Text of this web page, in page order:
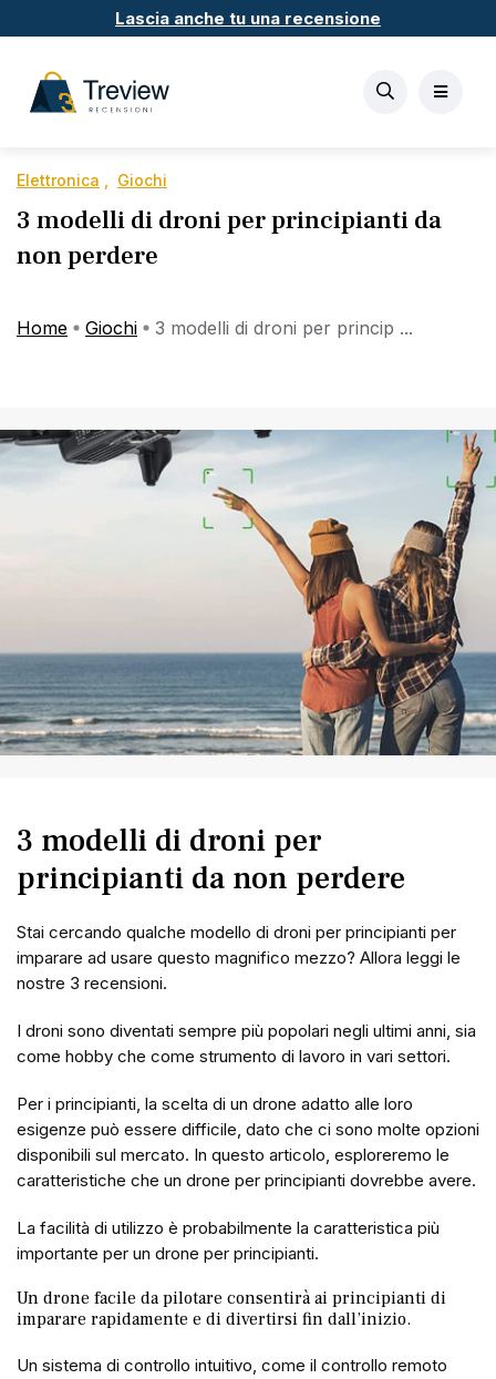
Lascia anche tu una recensione
Elettronica Giochi
3 modelli di droni per principianti da
non perdere
Home Giochi 3 modelli di droni per princip ...
3 modelli di droni per
principianti da non perdere
Stai cercando qualche modello di droni per principianti per
imparare ad usare questo magnifico mezzo? Allora leggi le
nostre 3 recensioni.
I droni sono diventati sempre più popolari negli ultimi anni, sia
come hobby che come strumento di lavoro in vari settori.
Per i principianti, la scelta di un drone adatto alle loro
esigenze può essere difficile, dato che ci sono molte opzioni
disponibili sul mercato. In questo articolo, esploreremo le
caratteristiche che un drone per principianti dovrebbe avere.
La facilità di utilizzo è probabilmente la caratteristica più
importante per un drone per principianti.
Un drone facile da pilotare consentirà ai principianti di
imparare rapidamente e di divertirsi fin dall’inizio.
Un sistema di controllo intuitivo, come il controllo remoto